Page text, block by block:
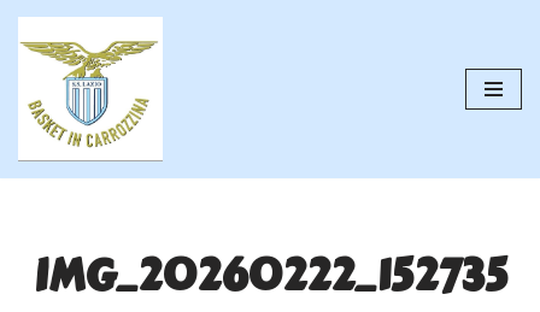
contenuto
IMG_20260222_152735